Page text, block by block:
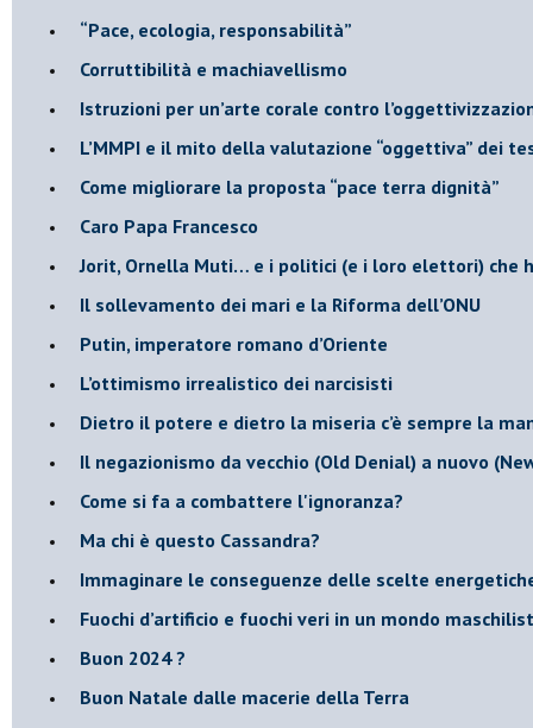
“Pace, ecologia, responsabilità”
​Corruttibilità e machiavellismo
Istruzioni per un’arte corale contro
​L’MMPI e il mito della valutazione “oggettiva” dei
Come migliorare la proposta “pace terra dignità”
Caro Papa Francesco
​Jorit, Ornella Muti… e i politici (e i loro elettori) che
​Il sollevamento dei mari e la Riforma dell’ONU
Putin, imperatore romano d’Oriente
​L’ottimismo irrealistico dei narcisisti
​Dietro il potere e dietro la miseria c’è sempre la
Il negazionismo da vecchio (Old Denial) a nuovo
Come si fa a combattere l'ignoranza?
Ma chi è questo Cassandra?
Immaginare le conseguenze delle scelte
​Fuochi d’artificio e fuochi veri in un mondo
Buon 2024 ?
​Buon Natale dalle macerie della Terra